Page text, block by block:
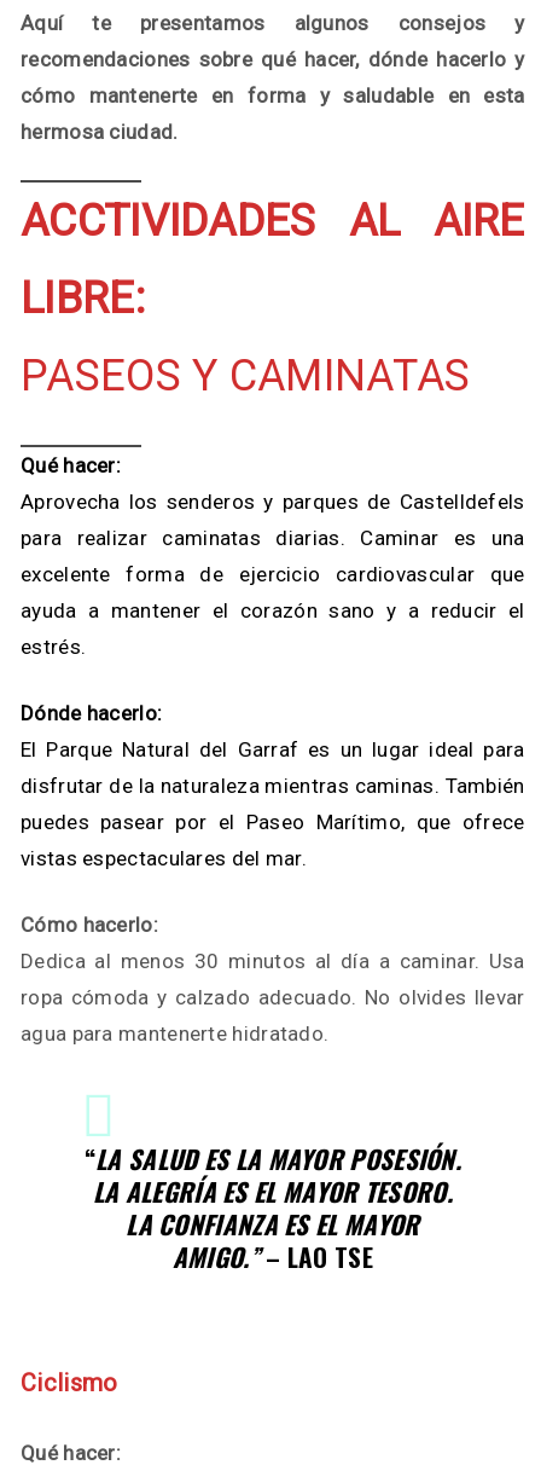
Aquí te presentamos algunos consejos y
recomendaciones sobre qué hacer, dónde hacerlo y
cómo mantenerte en forma y saludable en esta
hermosa ciudad.
ACCTIVIDADES AL AIRE
LIBRE:
PASEOS Y CAMINATAS
Qué hacer:
Aprovecha los senderos y parques de Castelldefels
para realizar caminatas diarias. Caminar es una
excelente forma de ejercicio cardiovascular que
ayuda a mantener el corazón sano y a reducir el
estrés.
Dónde hacerlo:
El Parque Natural del Garraf es un lugar ideal para
disfrutar de la naturaleza mientras caminas. También
puedes pasear por el Paseo Marítimo, que ofrece
vistas espectaculares del mar.
Cómo hacerlo:
Dedica al menos 30 minutos al día a caminar. Usa
ropa cómoda y calzado adecuado. No olvides llevar
agua para mantenerte hidratado.
“LA SALUD ES LA MAYOR POSESIÓN.
LA ALEGRÍA ES EL MAYOR TESORO.
LA CONFIANZA ES EL MAYOR
AMIGO.”– LAO TSE
Ciclismo
Qué hacer: